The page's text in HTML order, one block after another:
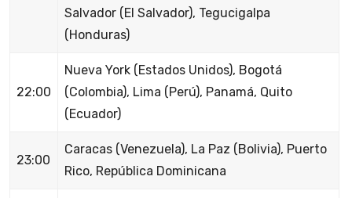
Salvador (El Salvador), Tegucigalpa
(Honduras)
22:00
Nueva York (Estados Unidos), Bogotá
(Colombia), Lima (Perú), Panamá, Quito
(Ecuador)
23:00
Caracas (Venezuela), La Paz (Bolivia), Puerto
Rico, República Dominicana